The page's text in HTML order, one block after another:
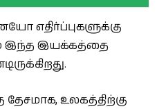
எதிர்ப்புகளுக்கு
இந்த இயக்கத்தை
உலகத்திற்கு